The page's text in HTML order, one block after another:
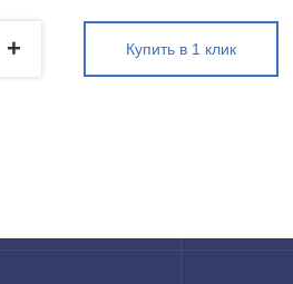
+ Купить в 1 клик